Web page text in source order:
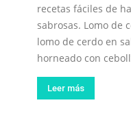
recetas fáciles de
sabrosas. Lomo de
lomo de cerdo en
horneado con
Leer más